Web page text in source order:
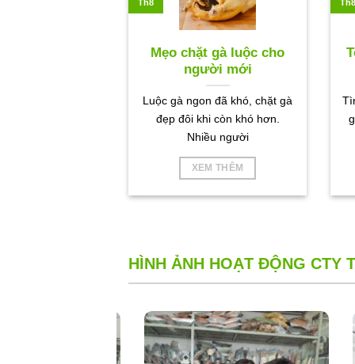
Mẹo chặt gà luộc cho
người mới
Luộc gà ngon đã khó, chặt gà
đẹp đôi khi còn khó hơn.
Nhiều người
XEM THÊM
Th8 Th8
HÌNH ẢNH HOẠT ĐỘNG CTY